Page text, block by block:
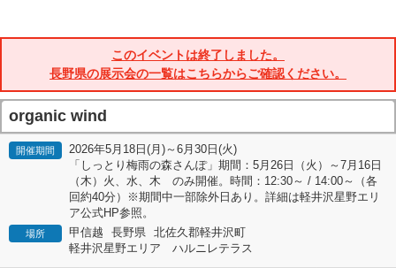
このイベントは終了しました。
長野県の展示会の一覧はこちらからご確認ください。
organic wind
開催期間
2026年5月18日(月)～6月30日(火)
「しっとり梅雨の森さんぽ」期間：5月26日（火）～7月16日
（木）火、水、木 のみ開催。時間：12:30～ / 14:00～（各
回約40分）※期間中一部除外日あり。詳細は軽井沢星野エリ
ア公式HP参照。
場所 甲信越 長野県 北佐久郡軽井沢町
軽井沢星野エリア ハルニレテラス